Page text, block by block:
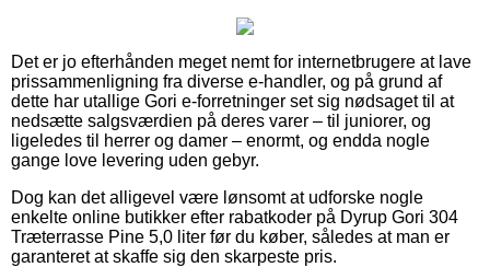
Det er jo efterhånden meget nemt for internetbrugere at lave
prissammenligning fra diverse e-handler, og på grund af
dette har utallige Gori e-forretninger set sig nødsaget til at
nedsætte salgsværdien på deres varer – til juniorer, og
ligeledes til herrer og damer – enormt, og endda nogle
gange love levering uden gebyr.
Dog kan det alligevel være lønsomt at udforske nogle
enkelte online butikker efter rabatkoder på Dyrup Gori 304
Træterrasse Pine 5,0 liter før du køber, således at man er
garanteret at skaffe sig den skarpeste pris.